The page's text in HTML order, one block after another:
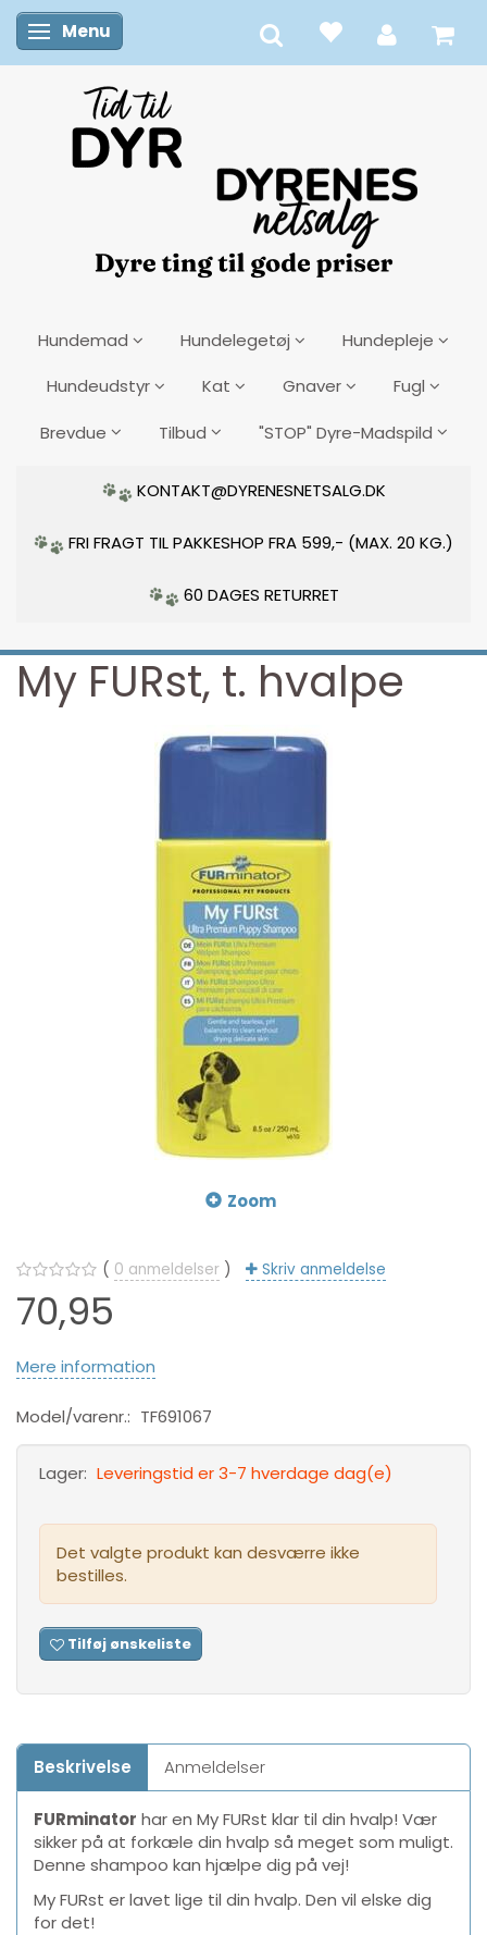
Skifte navigation
Menu
Hundemad Hundelegetøj Hundepleje
Hundeudstyr Kat Gnaver Fugl
Brevdue Tilbud "STOP" Dyre-Madspild
KONTAKT@DYRENESNETSALG.DK
FRI FRAGT TIL PAKKESHOP FRA 599,- (MAX. 20 KG.)
60 DAGES RETURRET
My FURst, t. hvalpe
Zoom
0 anmeldelser Skriv anmeldelse
70,95
Mere information
Model/varenr.: TF691067
Lager: Leveringstid er 3-7 hverdage dag(e)
Det valgte produkt kan desværre ikke
bestilles.
Tilføj ønskeliste
Beskrivelse Anmeldelser
FURminator har en My FURst klar til din hvalp! Vær
sikker på at forkæle din hvalp så meget som muligt.
Denne shampoo kan hjælpe dig på vej!
My FURst er lavet lige til din hvalp. Den vil elske dig
for det!